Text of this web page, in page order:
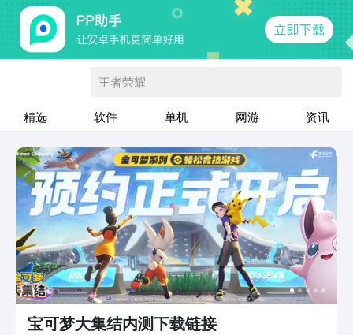
王者荣耀
精选 软件 单机 网游 资讯
宝可梦大集结内测下载链接